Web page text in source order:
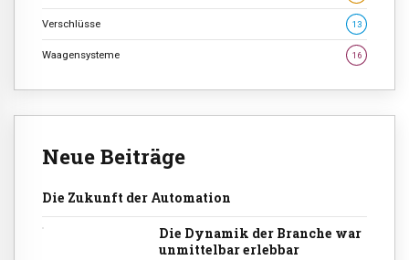
Verschlüsse 13
Waagensysteme 16
Neue Beiträge
Die Zukunft der Automation
Die Dynamik der Branche war
unmittelbar erlebbar